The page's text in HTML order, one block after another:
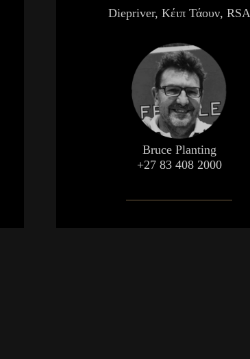
Diepriver, Κέιπ Τάουν, RSA
Bruce Planting
+27 83 408 2000